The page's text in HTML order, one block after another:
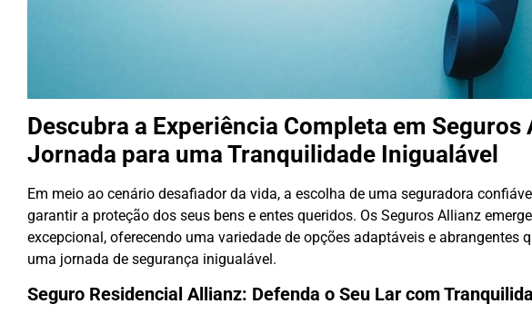
Descubra a Experiência Completa em Seguros
Jornada para uma Tranquilidade Inigualável
Em meio ao cenário desafiador da vida, a escolha de uma seguradora
garantir a proteção dos seus bens e entes queridos. Os Seguros Allianz
excepcional, oferecendo uma variedade de opções adaptáveis e abrangentes
uma jornada de segurança inigualável.
Seguro Residencial Allianz: Defenda o Seu Lar com